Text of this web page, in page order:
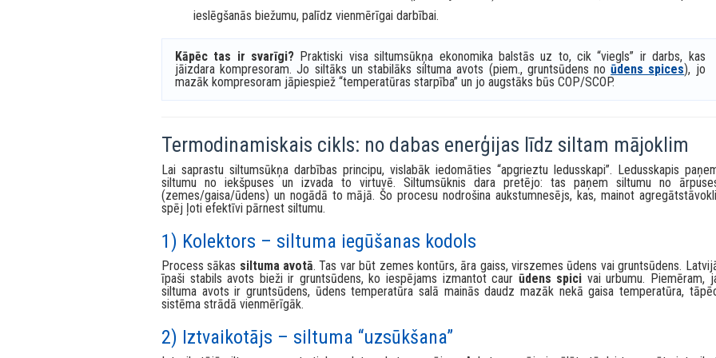
to nākamajam ciklam.
Automātika un sensori– regulē jaudu, temperatūras, kompresora darbību, atkausēšanu (gaisa
sistēmām), kā arī aizsargā iekārtu.
Praktiski visa siltumsūkņa ekonomika balstās uz to, cik “viegls” ir darbs, kas
jāizdara kompresoram. Jo siltāks un stabilāks siltuma avots (piem., gruntsūdens noūdens spices ), jo
mazāk kompresoram jāpiespiež “temperatūras starpība” un jo augstāks būs COP/SCOP.
Termodinamiskais cikls: no dabas enerģijas līdz siltam mājoklim
Lai saprastu siltumsūkņa darbības principu, vislabāk iedomāties “apgrieztu ledusskapi”. Ledusskapis
siltumu no iekšpuses un izvada to virtuvē. Siltumsūknis dara pretējo: tas paņem siltumu no
(zemes/gaisa/ūdens) un nogādā to mājā. Šo procesu nodrošina aukstumnesējs, kas, mainot
spēj ļoti efektīvi pārnest siltumu.
1) Kolektors – siltuma iegūšanas kodols